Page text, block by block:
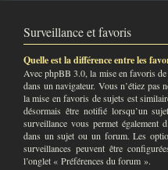
Surveillance et favoris
Quelle est la différence entre les
Avec phpBB 3.0, la mise en favoris
dans un navigateur. Vous n’étiez pas
la mise en favoris de sujets est
désormais être notifié lorsqu’un
surveillance vous permet
dans un sujet ou un forum. Les
surveillances peuvent être
l’onglet « Préférences du forum ».